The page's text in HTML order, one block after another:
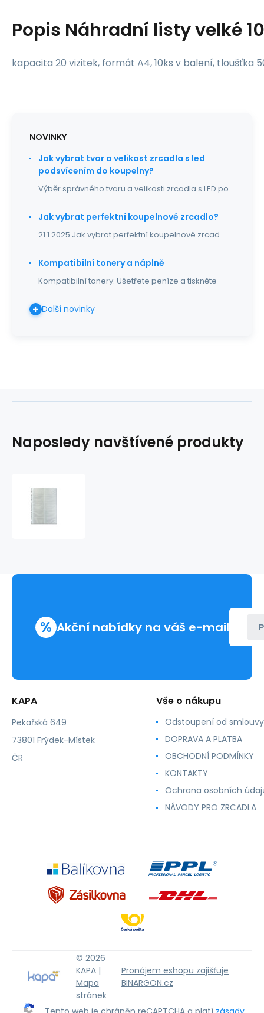
Popis Náhradní listy velké
kapacita 20 vizitek, formát A4, 10ks v balení, tloušťka
NOVINKY
Jak vybrat tvar a velikost zrcadla s led
podsvícením do koupelny?
Výběr správného tvaru a velikosti zrcadla s LED po
Jak vybrat perfektní koupelnové zrcadlo?
21.1.2025 Jak vybrat perfektní koupelnové zrcad
Kompatibilní tonery a náplně
Kompatibilní tonery: Ušetřete peníze a tiskněte
Další novinky
Naposledy navštívené produkty
% Akční nabídky na váš e-mail
KAPA
Pekařská 649
73801 Frýdek-Místek
ČR
Vše o nákupu
Odstoupení od smlouvy
DOPRAVA A PLATBA
OBCHODNÍ PODMÍNKY
KONTAKTY
Ochrana osobních
NÁVODY PRO ZRCADLA
© 2026
KAPA |
Mapa
stránek
Pronájem eshopu zajišťuje
BINARGON.cz